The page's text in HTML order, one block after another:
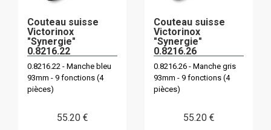
Couteau suisse
Victorinox
"Synergie"
0.8216.22
0.8216.22 - Manche bleu
93mm - 9 fonctions (4
pièces)
55.20 €
Couteau suisse
Victorinox
"Synergie"
0.8216.26
0.8216.26 - Manche gris
93mm - 9 fonctions (4
pièces)
55.20 €